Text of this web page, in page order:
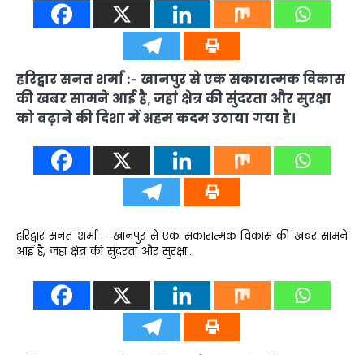
हरिद्वार सनत शर्मा :- खानपुर से एक सकारात्मक विकास
की खबर सामने आई है, जहां क्षेत्र की सुंदरता और सुरक्षा
को बढ़ाने की दिशा में अहम कदम उठाया गया है।
हरिद्वार सनत शर्मा :- खानपुर से एक सकारात्मक विकास की खबर सामने
आई है, जहां क्षेत्र की सुंदरता और सुरक्षा…